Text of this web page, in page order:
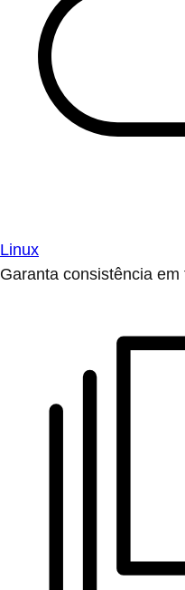
Linux
Garanta consistência